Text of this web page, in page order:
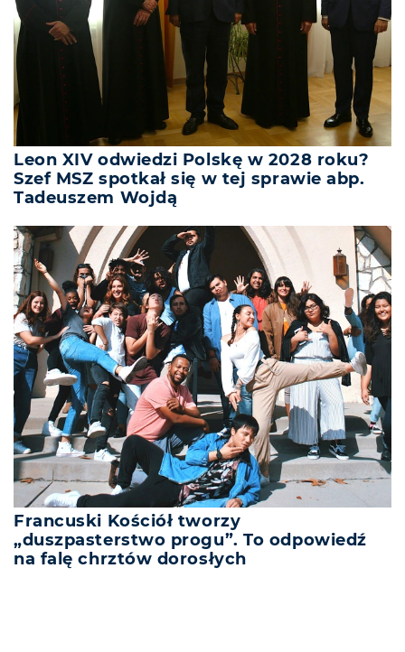
Leon XIV odwiedzi Polskę w 2028 roku?
Szef MSZ spotkał się w tej sprawie abp.
Tadeuszem Wojdą
Francuski Kościół tworzy
„duszpasterstwo progu”. To odpowiedź
na falę chrztów dorosłych